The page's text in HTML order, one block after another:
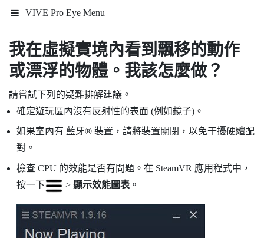
VIVE Pro Eye Menu
我在虛擬實境內看到飄移的動作
或漂浮的物體。我該怎麼做？
請嘗試下列的疑難排解建議。
確定遊玩區內沒有反射性的表面 (例如鏡子)。
如果室內有 藍牙®裝置，請將裝置關閉，以免干擾硬體配
對。
檢查 CPU 的效能是否有問題。在 SteamVR 應用程式中，
按一下
> 顯示效能圖表。